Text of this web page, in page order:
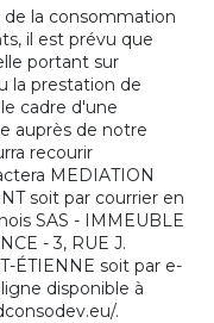
la consommation
il est prévu que
portant sur
la prestation de
cadre d'une
auprès de notre
recourir
MEDIATION
soit par courrier en
SAS - IMMEUBLE
- 3, RUE J.
ÉTIENNE soit par e-
disponible à
.